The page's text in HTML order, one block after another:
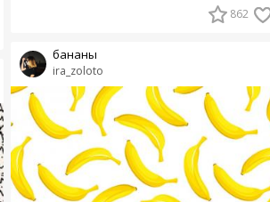
862
ira_zoloto
бананы